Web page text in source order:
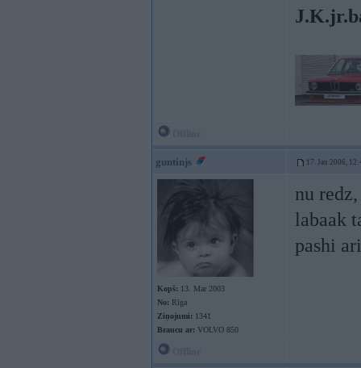
guntinjs 17. Jan 2006,
Kopš: 13. Mar 2003
No: Rīga
Ziņojumi: 1341
Braucu ar: VOLVO 850
nu
labaak
pashi